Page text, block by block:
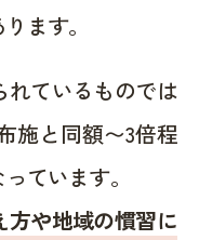
ます。
れているものでは
施と同額〜3倍程
ています。
方や地域の慣習に